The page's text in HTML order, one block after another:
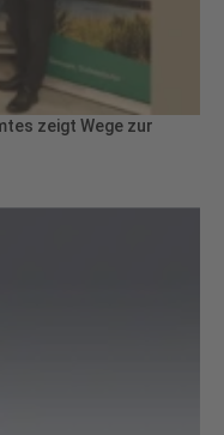
zeigt Wege zur